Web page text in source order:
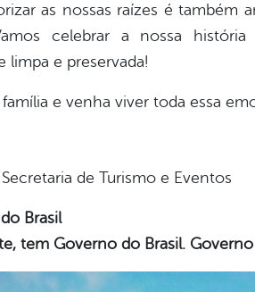
as nossas raízes é também
celebrar a nossa
limpa e preservada!
e venha viver toda essa
de Turismo e Eventos
Brasil
tem Governo do Brasil.